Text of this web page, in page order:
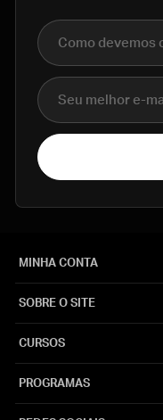
Nome completo
E-mail
MINHA CONTA
SOBRE O SITE
CURSOS
PROGRAMAS